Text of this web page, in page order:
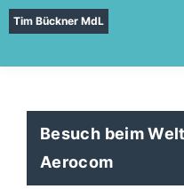
Tim Bückner MdL
Besuch beim
Aerocom